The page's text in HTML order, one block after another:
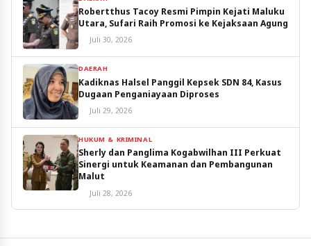
Robertthus Tacoy Resmi Pimpin Kejati Maluku
Utara, Sufari Raih Promosi ke Kejaksaan Agung
Juli 30, 2026
DAERAH
Kadiknas Halsel Panggil Kepsek SDN 84, Kasus
Dugaan Penganiayaan Diproses
Juli 29, 2026
HUKUM & KRIMINAL
Sherly dan Panglima Kogabwilhan III Perkuat
Sinergi untuk Keamanan dan Pembangunan
Malut
Juli 28, 2026